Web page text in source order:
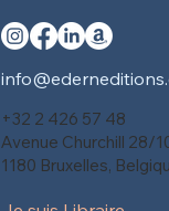
+32 2 426 57 48
Avenue Churchill 28/
1180 Bruxelles,